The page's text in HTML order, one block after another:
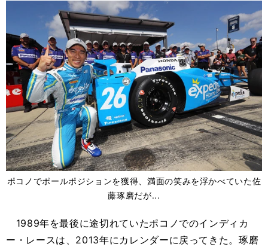
ポコノでポールポジションを獲得、満面の笑みを浮かべていた佐
藤琢磨だが...
1989年を最後に途切れていたポコノでのインディカ
ー・レースは、2013年にカレンダーに戻ってきた。琢磨